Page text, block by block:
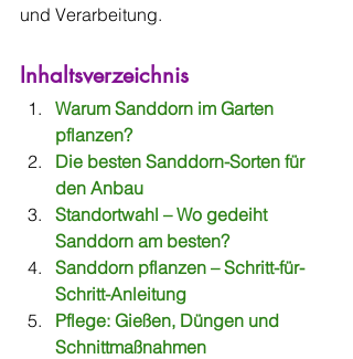
und Verarbeitung.
Inhaltsverzeichnis
Warum Sanddorn im Garten
pflanzen?
Die besten Sanddorn-Sorten für
den Anbau
Standortwahl – Wo gedeiht
Sanddorn am besten?
Sanddorn pflanzen – Schritt-für-
Schritt-Anleitung
Pflege: Gießen, Düngen und
Schnittmaßnahmen